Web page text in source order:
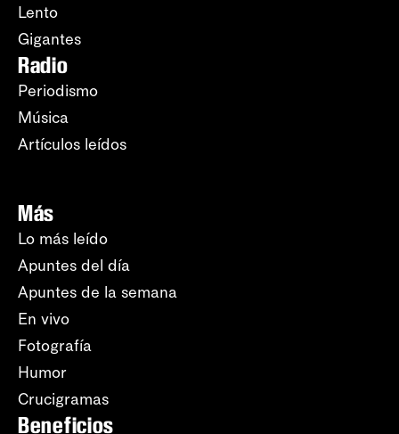
Lento
Gigantes
Radio
Periodismo
Música
Artículos leídos
Más
Lo más leído
Apuntes del día
Apuntes de la semana
En vivo
Fotografía
Humor
Crucigramas
Beneficios